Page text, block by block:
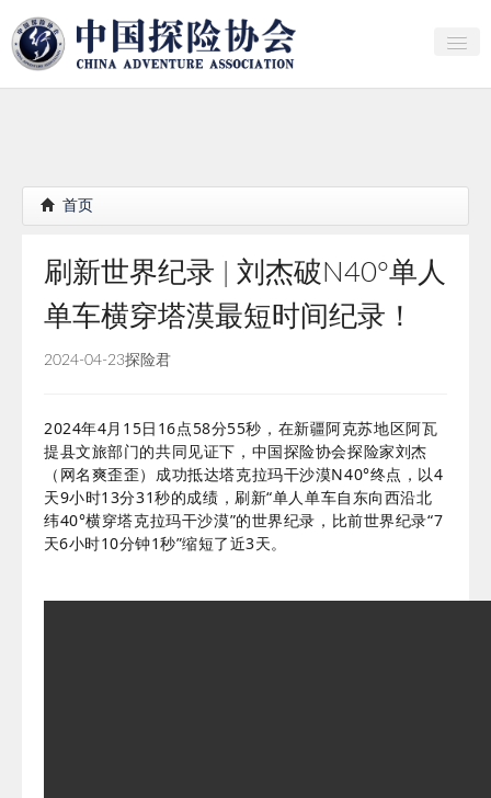
产业研究
行者证书申报
分支机构
团体标准
首页
刷新世界纪录 | 刘杰破N40°单人
单车横穿塔漠最短时间纪录！
2024-04-23探险君
2024年4月15日16点58分55秒，在新疆阿克苏地区阿瓦
提县文旅部门的共同见证下，中国探险协会探险家刘杰
（网名爽歪歪）成功抵达塔克拉玛干沙漠N40°终点，以4
天9小时13分31秒的成绩，刷新“单人单车自东向西沿北
纬40°横穿塔克拉玛干沙漠”的世界纪录， 比前世界纪录“7
天6小时10分钟1秒”缩短了近3天。